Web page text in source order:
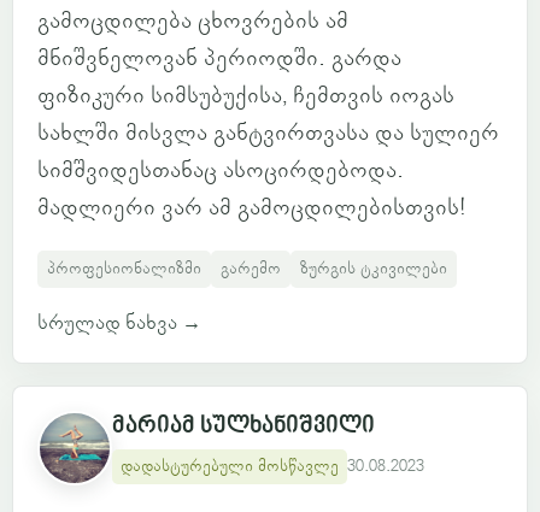
გამოცდილება ცხოვრების ამ
მნიშვნელოვან პერიოდში. გარდა
ფიზიკური სიმსუბუქისა, ჩემთვის იოგას
სახლში მისვლა განტვირთვასა და სულიერ
სიმშვიდესთანაც ასოცირდებოდა.
მადლიერი ვარ ამ გამოცდილებისთვის!
პროფესიონალიზმი გარემო ზურგის ტკივილები
სრულად ნახვა →
მარიამ სულხანიშვილი
დადასტურებული მოსწავლე 30.08.2023